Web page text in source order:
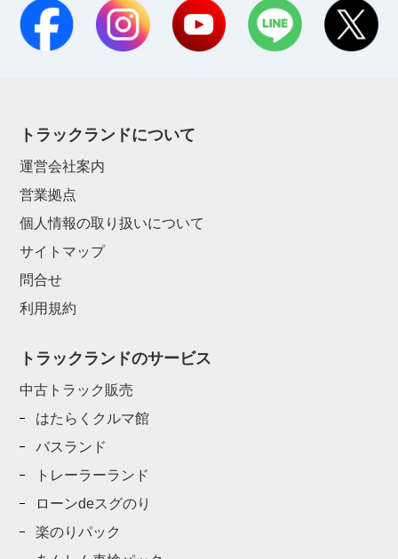
トラックランドについて
運営会社案内
営業拠点
個人情報の取り扱いについて
サイトマップ
問合せ
利用規約
トラックランドのサービス
中古トラック販売
はたらくクルマ館
バスランド
トレーラーランド
ローンdeスグのり
楽のりパック